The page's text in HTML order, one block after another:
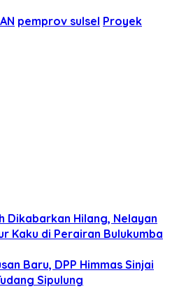
pemprov sulsel Proyek
Dikabarkan Hilang, Nelayan
Kaku di Perairan Bulukumba
Baru, DPP Himmas Sinjai
Sipulung